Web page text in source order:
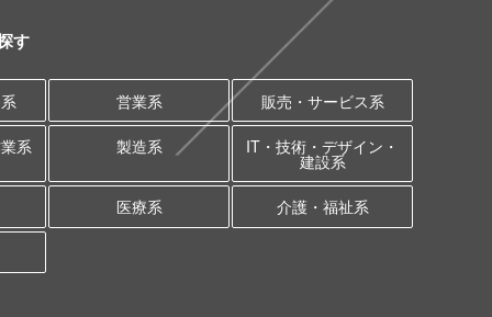
す
営業系 販売・サービス系
系 製造系 IT・技術・デザイン・
建設系
医療系 介護・福祉系